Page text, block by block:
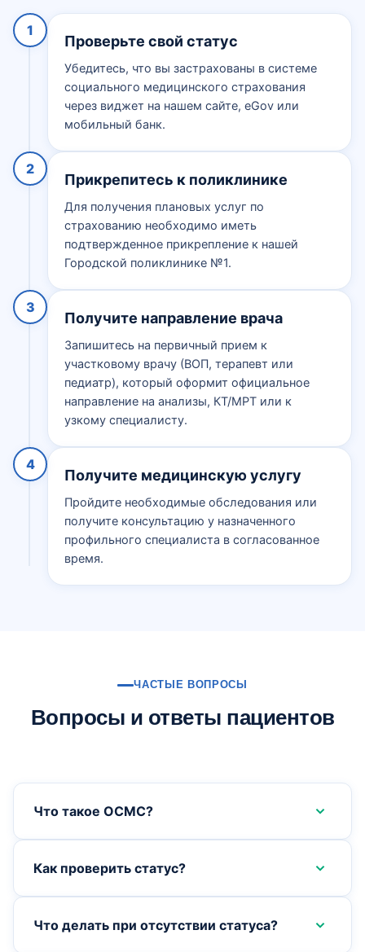
1
Проверьте свой статус
Убедитесь, что вы застрахованы в системе
социального медицинского страхования
через виджет на нашем сайте, eGov или
мобильный банк.
2
Прикрепитесь к поликлинике
Для получения плановых услуг по
страхованию необходимо иметь
подтвержденное прикрепление к нашей
Городской поликлинике №1.
3
Получите направление врача
Запишитесь на первичный прием к
участковому врачу (ВОП, терапевт или
педиатр), который оформит официальное
направление на анализы, КТ/МРТ или к
узкому специалисту.
4
Получите медицинскую услугу
Пройдите необходимые обследования или
получите консультацию у назначенного
профильного специалиста в согласованное
время.
ЧАСТЫЕ ВОПРОСЫ
Вопросы и ответы пациентов
Что такое ОСМС?
Как проверить статус?
Что делать при отсутствии статуса?